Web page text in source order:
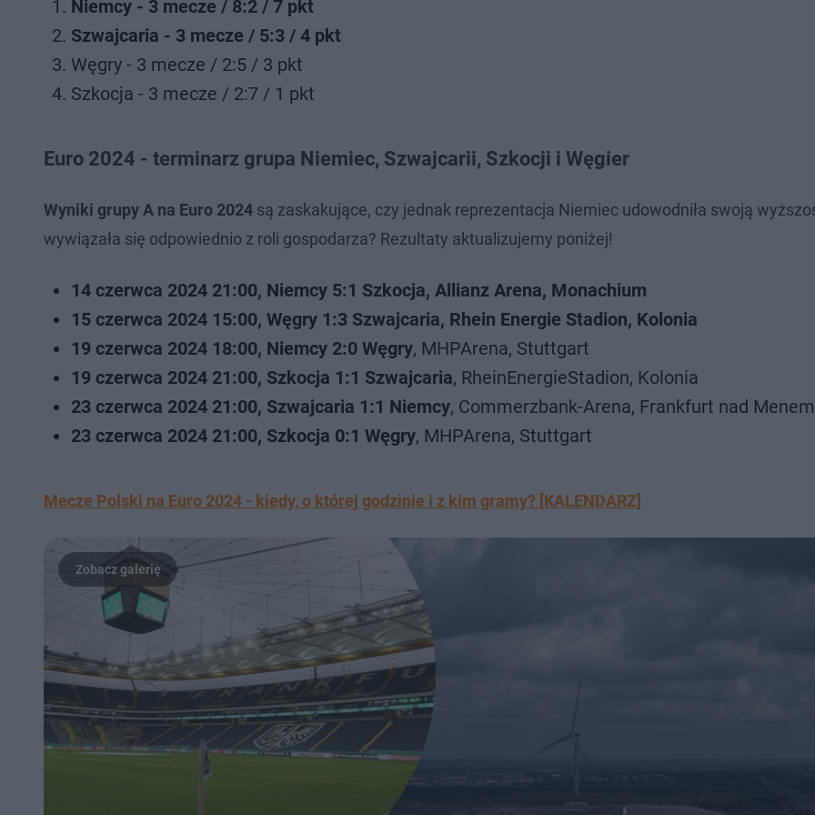
Niemcy - 3 mecze / 8:2 / 7 pkt
Szwajcaria - 3 mecze / 5:3 / 4 pkt
Węgry - 3 mecze / 2:5 / 3 pkt
Szkocja - 3 mecze / 2:7 / 1 pkt
Euro 2024 - terminarz grupa Niemiec, Szwajcarii, Szkocji i Węgier
Wyniki grupy A na Euro 2024 są zaskakujące, czy jednak reprezentacja Niemiec udowodniła swoją
wywiązała się odpowiednio z roli gospodarza? Rezultaty aktualizujemy poniżej!
14 czerwca 2024 21:00, Niemcy 5:1 Szkocja, Allianz Arena, Monachium
15 czerwca 2024 15:00, Węgry 1:3 Szwajcaria, Rhein Energie Stadion, Kolonia
19 czerwca 2024 18:00, Niemcy 2:0 Węgry, MHPArena, Stuttgart
19 czerwca 2024 21:00, Szkocja 1:1 Szwajcaria, RheinEnergieStadion, Kolonia
23 czerwca 2024 21:00, Szwajcaria 1:1 Niemcy, Commerzbank-Arena, Frankfurt nad Menem
23 czerwca 2024 21:00, Szkocja 0:1 Węgry, MHPArena, Stuttgart
Mecze Polski na Euro 2024 - kiedy, o której godzinie i z kim gramy? [KALENDARZ]